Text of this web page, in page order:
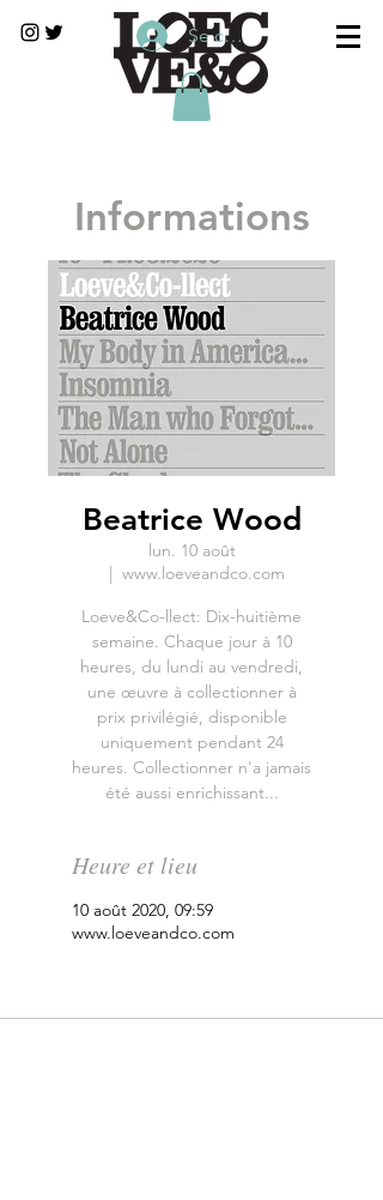
Se connecter
Informations
Beatrice Wood
lun. 10 août
  |
www.loeveandco.com
Loeve&Co-llect: Dix-huitième
semaine. Chaque jour à 10
heures, du lundi au vendredi,
une œuvre à collectionner à
prix privilégié, disponible
uniquement pendant 24
heures. Collectionner n'a jamais
été aussi enrichissant...
Heure et lieu
10 août 2020, 09:59
www.loeveandco.com